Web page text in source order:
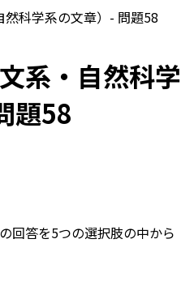
科学系の文章）- 問題58
系・自然科学
題58
回答を5つの選択肢の中から